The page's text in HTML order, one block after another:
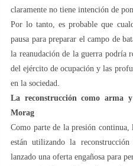
claramente no tiene intención de
Por lo tanto, es probable que
pausa para preparar el campo de
la reanudación de la guerra podría
del ejército de ocupación y las
en la sociedad.
La reconstrucción como arma
Morag
Como parte de la presión continua,
están utilizando la
lanzado una oferta engañosa para